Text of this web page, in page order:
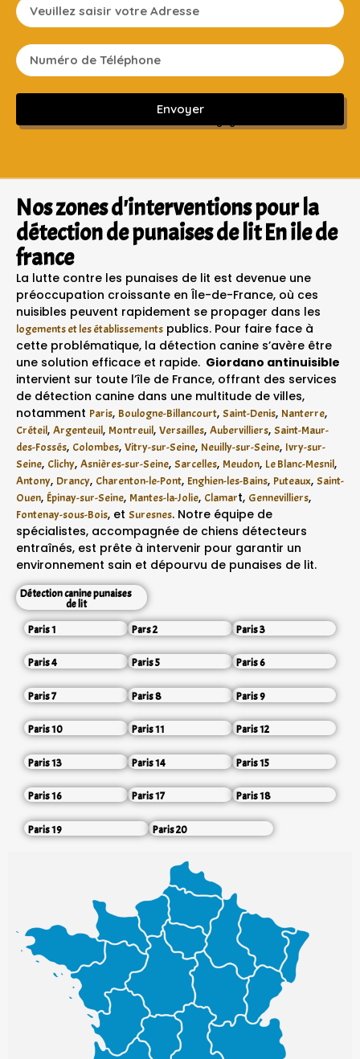
Envoyer
Sans engagement ni frais cachés
Nos zones d'interventions pour la
détection de punaises de lit En ile de
france
La lutte contre les punaises de lit est devenue une
préoccupation croissante en Île-de-France, où ces
nuisibles peuvent rapidement se propager dans les
logements et les établissements publics. Pour faire face à
cette problématique, la détection canine s’avère être
une solution efficace et rapide. Giordano antinuisible
intervient sur toute l’île de France, offrant des services
de détection canine dans une multitude de villes,
notamment Paris, Boulogne-Billancourt, Saint-Denis, Nanterre,
Créteil, Argenteuil, Montreuil, Versailles, Aubervilliers, Saint-Maur-
des-Fossés, Colombes, Vitry-sur-Seine, Neuilly-sur-Seine, Ivry-sur-
Seine, Clichy, Asnières-sur-Seine, Sarcelles, Meudon, Le Blanc-Mesnil,
Antony, Drancy, Charenton-le-Pont, Enghien-les-Bains, Puteaux, Saint-
Ouen, Épinay-sur-Seine, Mantes-la-Jolie, Clamart, Gennevilliers,
Fontenay-sous-Bois, et Suresnes. Notre équipe de
spécialistes, accompagnée de chiens détecteurs
entraînés, est prête à intervenir pour garantir un
environnement sain et dépourvu de punaises de lit.
Détection canine punaises
de lit
Paris 1
Pars 2 Paris 3
Paris 4 Paris 5 Paris 6
Paris 7 Paris 8 Paris 9
Paris 10 Paris 11 Paris 12
Paris 13 Paris 14 Paris 15
Paris 16 Paris 17 Paris 18
Paris 19 Paris 20